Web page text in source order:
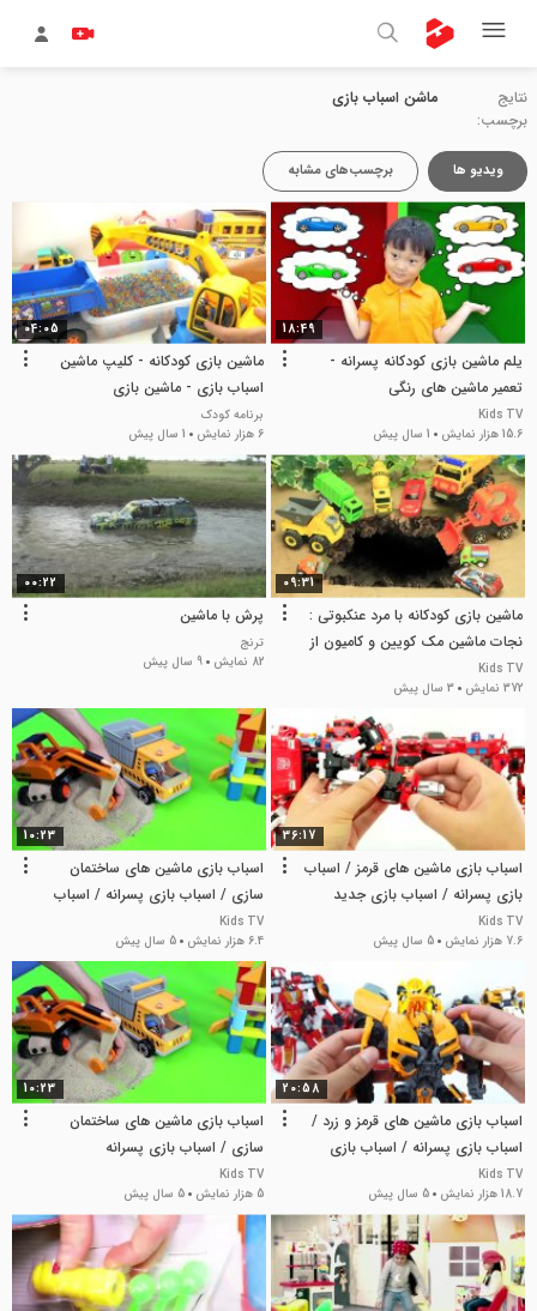
نتایج
برچسب:
ماشن اسباب بازی
ویدیو ها برچسب‌های مشابه
18:49
یلم ماشین بازی کودکانه پسرانه -
تعمیر ماشین های رنگی
Kids TV
15.6 هزار نمایش
1 سال پیش
04:05
ماشین بازی کودکانه - کلیپ ماشین
اسباب بازی - ماشین بازی
برنامه کودک
6 هزار نمایش
1 سال پیش
09:31
ماشین بازی کودکانه با مرد عنکبوتی :
نجات ماشین مک کویین و کامیون از
داخل گودال
Kids TV
372 نمایش
3 سال پیش
00:22
پرش با ماشین
ترنج
82 نمایش
9 سال پیش
36:17
اسباب بازی ماشین های قرمز / اسباب
بازی پسرانه / اسباب بازی جدید
Kids TV
7.6 هزار نمایش
5 سال پیش
10:23
اسباب بازی ماشین های ساختمان
سازی / اسباب بازی پسرانه / اسباب
بازی جدید
Kids TV
6.4 هزار نمایش
5 سال پیش
20:58
اسباب بازی ماشین های قرمز و زرد /
اسباب بازی پسرانه / اسباب بازی
جدید
Kids TV
18.7 هزار نمایش
5 سال پیش
10:23
اسباب بازی ماشین های ساختمان
سازی / اسباب بازی پسرانه
Kids TV
5 هزار نمایش
5 سال پیش